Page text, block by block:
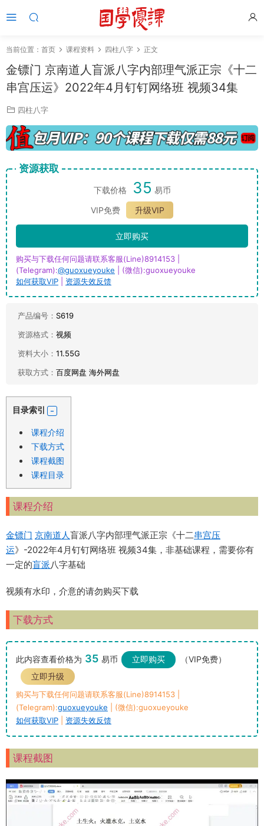
当前位置： 首页 课程资料 四柱八字 正文
金镖门 京南道人盲派八字内部理气派正宗《十二
串宫压运》2022年4月钉钉网络班 视频34集
四柱八字
资源获取
下载价格 35 易币
VIP免费
升级VIP
立即购买
购买与下载任何问题请联系客服(Line)8914153 |
(Telegram):@guoxueyouke | (微信):guoxueyouke
如何获取VIP
资源失效反馈
产品编号： S619
资源格式： 视频
资料大小： 11.55G
获取方式： 百度网盘 海外网盘
目录索引
课程介绍
下载方式
课程截图
课程目录
课程介绍
金镖门 京南道人盲派八字内部理气派正宗《十二串宫压
运》-2022年4月钉钉网络班 视频34集，非基础课程，需要你有
一定的盲派八字基础
视频有水印，介意的请勿购买下载
下载方式
此内容查看价格为 35 易币 立即购买
（VIP免费）
立即升级
购买与下载任何问题请联系客服(Line)8914153 |
(Telegram):guoxueyouke | (微信):guoxueyouke
如何获取VIP
资源失效反馈
课程截图